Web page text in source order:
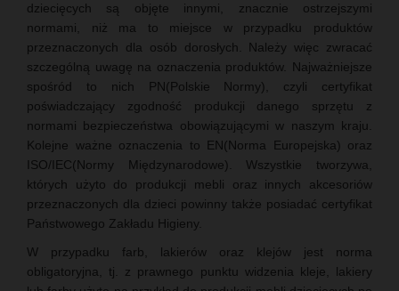
dziecięcych są objęte innymi, znacznie ostrzejszymi
normami, niż ma to miejsce w przypadku produktów
przeznaczonych dla osób dorosłych. Należy więc zwracać
szczególną uwagę na oznaczenia produktów. Najważniejsze
spośród to nich PN(Polskie Normy), czyli certyfikat
poświadczający zgodność produkcji danego sprzętu z
normami bezpieczeństwa obowiązującymi w naszym kraju.
Kolejne ważne oznaczenia to EN(Norma Europejska) oraz
ISO/IEC(Normy Międzynarodowe). Wszystkie tworzywa,
których użyto do produkcji mebli oraz innych akcesoriów
przeznaczonych dla dzieci powinny także posiadać certyfikat
Państwowego Zakładu Higieny.
W przypadku farb, lakierów oraz klejów jest norma
obligatoryjna, tj. z prawnego punktu widzenia kleje, lakiery